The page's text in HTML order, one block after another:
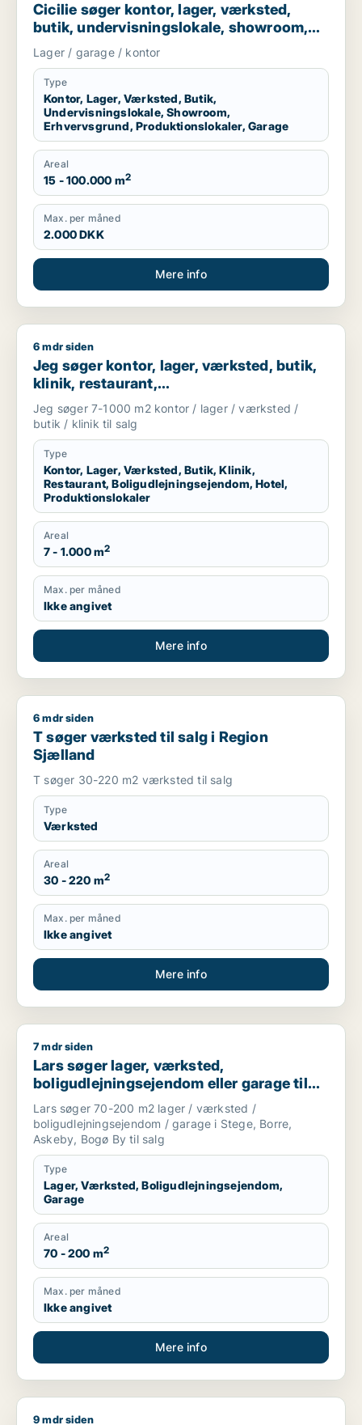
Cicilie søger kontor, lager, værksted,
butik, undervisningslokale, showroom,
erhvervsgrund, produktionslokaler eller
garage til leje i Region Sjælland eller
Nordsjælland
Lager / garage / kontor
Type
Kontor, Lager, Værksted, Butik,
Undervisningslokale, Showroom,
Erhvervsgrund, Produktionslokaler, Garage
Areal
15 - 100.000 m2
Max. per måned
2.000 DKK
Mere info
Jeg søger kontor, lager, værksted, butik, klinik, restaurant,
6 mdr siden
Jeg søger kontor, lager, værksted, butik,
klinik, restaurant,
boligudlejningsejendom, hotel eller
produktionslokaler til salg i Vordingborg,
Guldborgsund eller Lolland
Jeg søger 7-1000 m2 kontor / lager / værksted /
butik / klinik til salg
Type
Kontor, Lager, Værksted, Butik, Klinik,
Restaurant, Boligudlejningsejendom, Hotel,
Produktionslokaler
Areal
7 - 1.000 m2
Max. per måned
Ikke angivet
Mere info
T søger værksted til salg i Region Sjælland
6 mdr siden
T søger værksted til salg i Region
Sjælland
T søger 30-220 m2 værksted til salg
Type
Værksted
Areal
30 - 220 m2
Max. per måned
Ikke angivet
Mere info
Lars søger lager, værksted, boligudlejningsejendom eller
7 mdr siden
Lars søger lager, værksted,
boligudlejningsejendom eller garage til
salg i Stege, Borre eller Askeby m.fl.
Lars søger 70-200 m2 lager / værksted /
boligudlejningsejendom / garage i Stege, Borre,
Askeby, Bogø By til salg
Type
Lager, Værksted, Boligudlejningsejendom,
Garage
Areal
70 - 200 m2
Max. per måned
Ikke angivet
Mere info
Hans søger kontor, lager, værksted, butik, klinik,
9 mdr siden